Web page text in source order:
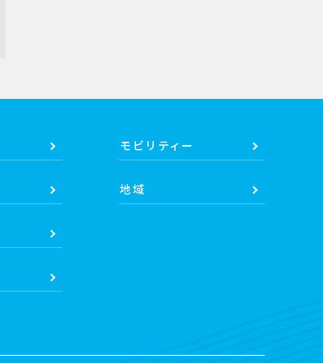
モビリティー
地域